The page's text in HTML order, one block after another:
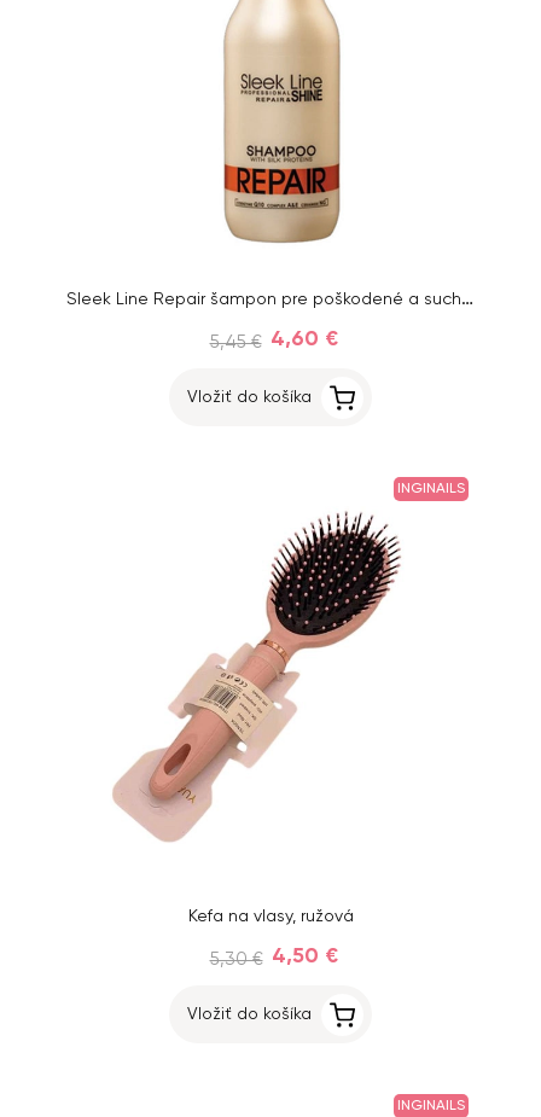
Sleek Line Repair šampon pre poškodené a suché vlasy s hodvábom 300 ml
5,45 € 4,60 €
Vložiť do košíka
INGINAILS
Kefa na vlasy, ružová
5,30 € 4,50 €
Vložiť do košíka
INGINAILS